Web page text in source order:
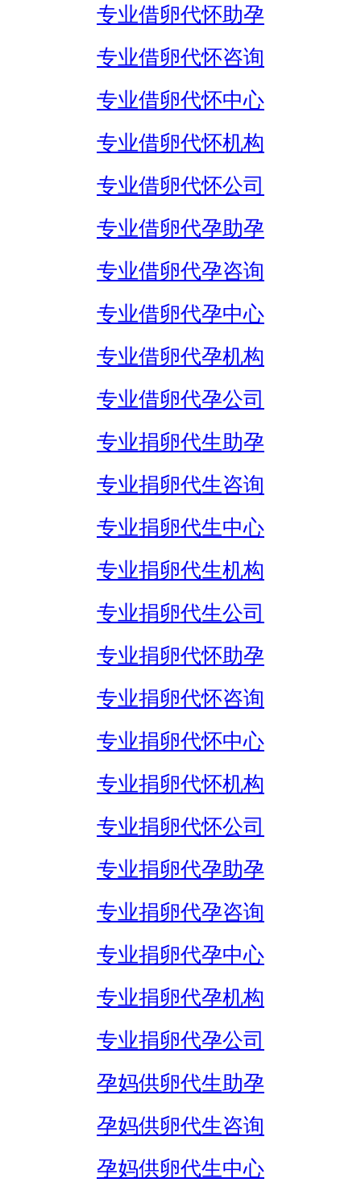
专业借卵代怀助孕
专业借卵代怀咨询
专业借卵代怀中心
专业借卵代怀机构
专业借卵代怀公司
专业借卵代孕助孕
专业借卵代孕咨询
专业借卵代孕中心
专业借卵代孕机构
专业借卵代孕公司
专业捐卵代生助孕
专业捐卵代生咨询
专业捐卵代生中心
专业捐卵代生机构
专业捐卵代生公司
专业捐卵代怀助孕
专业捐卵代怀咨询
专业捐卵代怀中心
专业捐卵代怀机构
专业捐卵代怀公司
专业捐卵代孕助孕
专业捐卵代孕咨询
专业捐卵代孕中心
专业捐卵代孕机构
专业捐卵代孕公司
孕妈供卵代生助孕
孕妈供卵代生咨询
孕妈供卵代生中心